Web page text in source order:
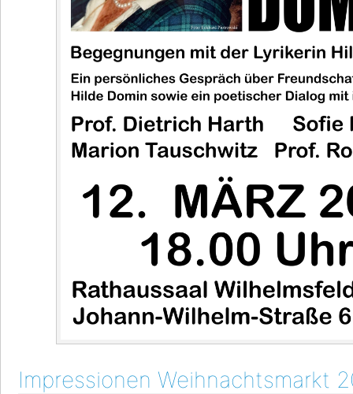
Impressionen Weihnachtsmarkt